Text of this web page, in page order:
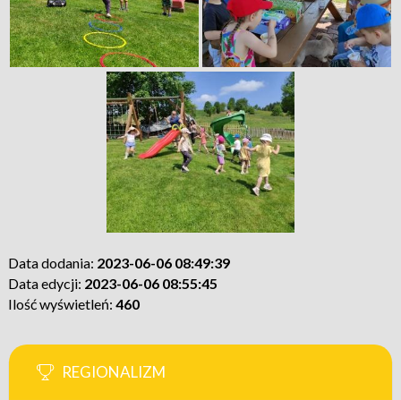
Data dodania: 2023-06-06 08:49:39
Data edycji: 2023-06-06 08:55:45
Ilość wyświetleń: 460
REGIONALIZM